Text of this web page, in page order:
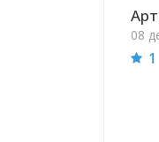
08
1